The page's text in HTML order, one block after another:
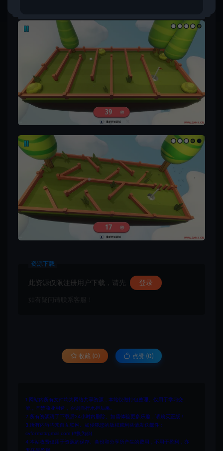
资源下载
此资源仅限注册用户下载，请先 登录
如有疑问请联系客服！
收藏 (0) 点赞 (0)
1.网站内所有文件均为网络共享资源，本站仅做打包整理。仅用于学习交
流，严禁商业用途，否则自行承担后果。
2.所有资源请于下载后24小时内删除。如需体验更多乐趣，请购买正版！
3.所有内容均来自互联网。如侵犯您的版权或利益请发送邮件：
cvformat#gmail.com (#换为@)
4.本站收费仅用于资源的保存、备份和分享所产生的费用，不用于盈利，亦